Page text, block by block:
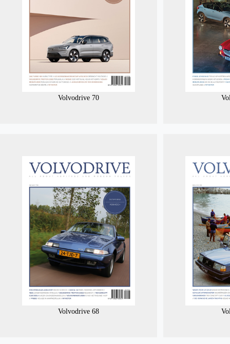
Volvodrive 70
Volvodrive 68